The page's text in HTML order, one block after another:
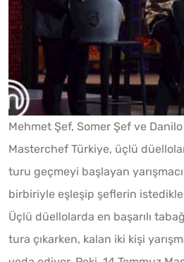
Mehmet Şef, Somer Şef ve
Masterchef Türkiye, üçlü
turu geçmeyi başlayan
birbiriyle eşleşip şeflerin
Üçlü düellolarda en başarılı
tura çıkarken, kalan iki kişi